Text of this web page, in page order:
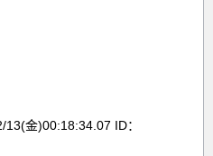
金)00:18:34.07 ID：